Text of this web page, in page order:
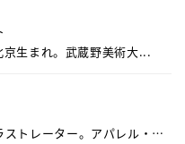
生まれ。武蔵野美術大...
トレーター。アパレル・キ